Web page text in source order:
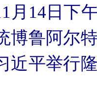
月14日下
博鲁阿尔
近平举行